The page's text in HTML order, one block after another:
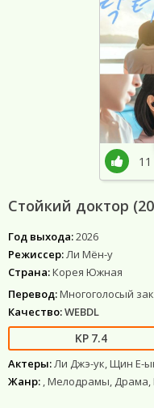
Стойкий доктор
Год выхода:2026
Режиссер:Ли Мён-у
Страна:Корея Южная
Перевод:Многоголосый
Качество:WEBDL
7.4
Актеры:Ли Джэ-ук, Щин Е-
Жанр: , Мелодрамы, Драма,
11